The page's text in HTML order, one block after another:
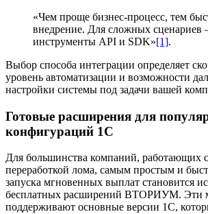
«Чем проще бизнес-процесс, тем
внедрение. Для сложных сценариев
инструменты API и SDK»[1].
Выбор способа интеграции определяет
уровень автоматизации и возможности
настройки системы под задачи вашей
Готовые расширения для
конфигураций 1С
Для большинства компаний, работающих
переработкой лома, самым простым и
запуска мгновенных выплат становится
бесплатных расширений ВТОРИУМ. Эти
поддерживают основные версии 1С,